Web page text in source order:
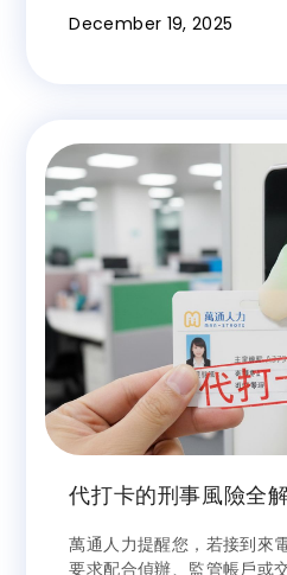
December 19, 2025
代打卡的刑事風險全
信底線
萬通人力提醒您，若接到來
要求配合偵辦、監管帳戶或